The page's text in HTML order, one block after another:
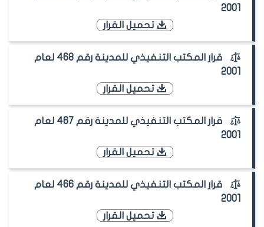
2001
تحميل القرار
قرار المكتب التنفيذي للمدينة رقم 468 لعام
2001
تحميل القرار
قرار المكتب التنفيذي للمدينة رقم 467 لعام
2001
تحميل القرار
قرار المكتب التنفيذي للمدينة رقم 466 لعام
2001
تحميل القرار